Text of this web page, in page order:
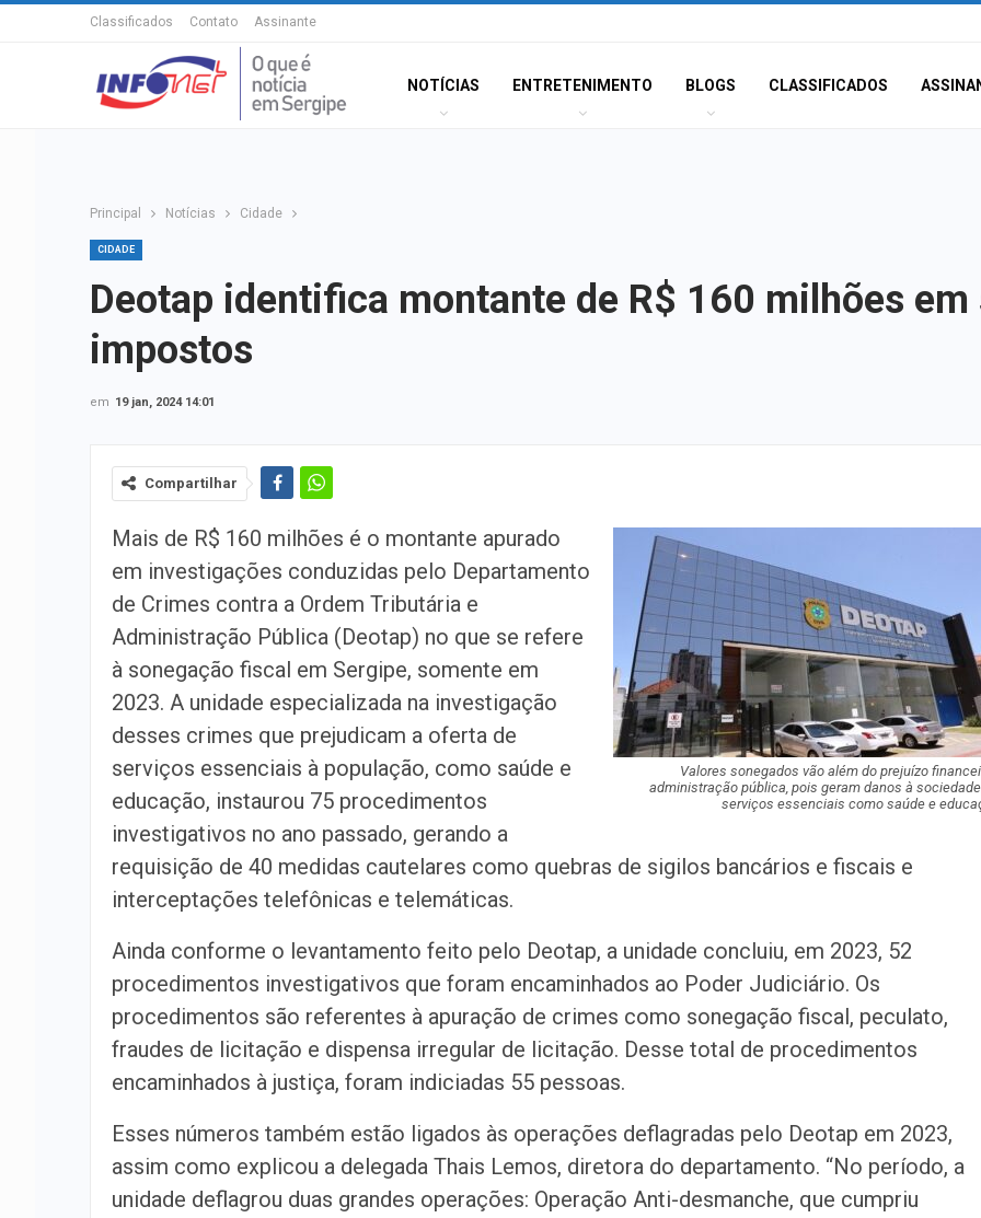
Classificados Contato Assinante
NOTÍCIAS ENTRETENIMENTO BLOGS CLASSIFICADOS
Principal Notícias Cidade
CIDADE
Deotap identifica montante de R$ 160 milhões em
impostos
em 19 jan, 2024 14:01
Compartilhar
Valores sonegados vão além do prejuízo
administração pública, pois geram danos à
serviços essenciais como saúde e
Mais de R$ 160 milhões é o montante apurado
em investigações conduzidas pelo Departamento
de Crimes contra a Ordem Tributária e
Administração Pública (Deotap) no que se refere
à sonegação fiscal em Sergipe, somente em
2023. A unidade especializada na investigação
desses crimes que prejudicam a oferta de
serviços essenciais à população, como saúde e
educação, instaurou 75 procedimentos
investigativos no ano passado, gerando a
requisição de 40 medidas cautelares como quebras de sigilos bancários e fiscais e
interceptações telefônicas e telemáticas.
Ainda conforme o levantamento feito pelo Deotap, a unidade concluiu, em 2023, 52
procedimentos investigativos que foram encaminhados ao Poder Judiciário. Os
procedimentos são referentes à apuração de crimes como sonegação fiscal, peculato,
fraudes de licitação e dispensa irregular de licitação. Desse total de procedimentos
encaminhados à justiça, foram indiciadas 55 pessoas.
Esses números também estão ligados às operações deflagradas pelo Deotap em 2023,
assim como explicou a delegada Thais Lemos, diretora do departamento. “No período, a
unidade deflagrou duas grandes operações: Operação Anti-desmanche, que cumpriu
Corregedoria
Rede de
oportunidades
para egressos
Homem é
ser filmado em
importunação
fenômenos
teste do pezinho